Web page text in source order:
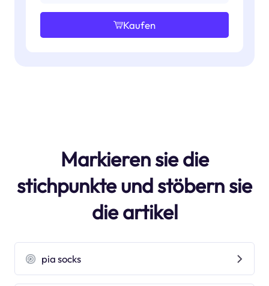
Kaufen
Markieren sie die
stichpunkte und stöbern sie
die artikel
pia socks